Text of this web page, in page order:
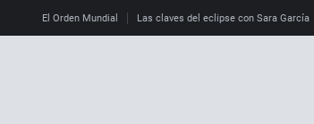
El Orden Mundial Las claves del eclipse con Sara García